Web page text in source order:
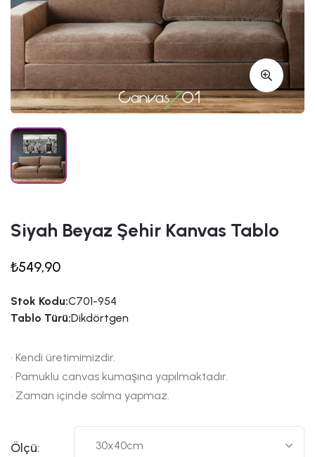
Siyah Beyaz Şehir Kanvas Tablo
₺549,90
Stok Kodu:C701-954
Tablo Türü:Dikdörtgen
• Kendi üretimimizdir.
• Pamuklu canvas kumaşına yapılmaktadır.
• Zaman içinde solma yapmaz.
Ölçü: